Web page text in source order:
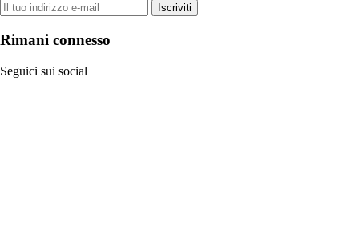
Iscriviti
Rimani connesso
Seguici sui social